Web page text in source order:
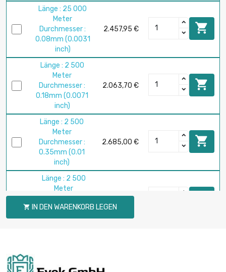
Länge : 25 000
Meter
Durchmesser :
0.08mm (0.0031
inch)
2.457,95 € 
Länge : 2 500
Meter
Durchmesser :
0.18mm (0.0071
inch)
2.063,70 € 
Länge : 2 500
Meter
Durchmesser :
0.35mm (0.01
inch)
2.685,00 € 
Länge : 2 500
Meter
Durchmesser :
0.45mm (0.0171
inch)
3.107,57 €
inch)
 IN DEN WARENKORB LEGEN